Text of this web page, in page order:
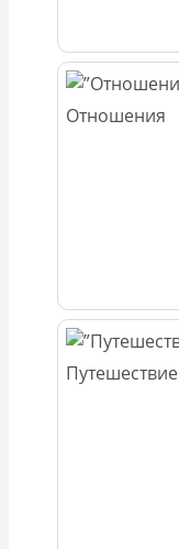
Отношения
Путешествие